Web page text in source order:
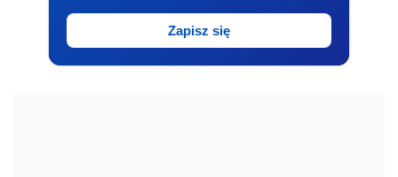
Zapisz się